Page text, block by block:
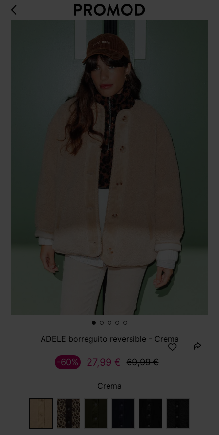
ADELE borreguito reversible - Crema
27,99 € 69,99 €
-60%
Crema